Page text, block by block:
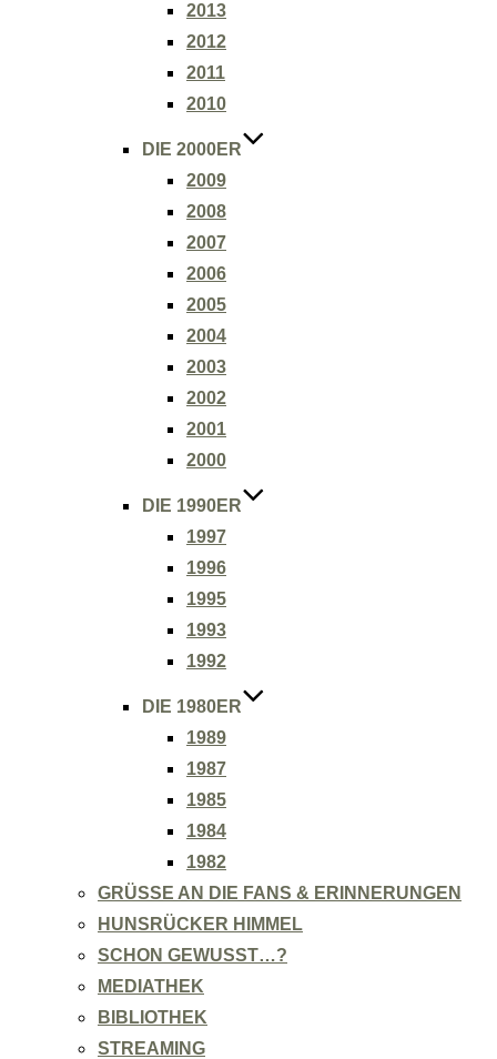
2013
2012
2011
2010
DIE 2000ER
2009
2008
2007
2006
2005
2004
2003
2002
2001
2000
DIE 1990ER
1997
1996
1995
1993
1992
DIE 1980ER
1989
1987
1985
1984
1982
GRÜSSE AN DIE FANS & ERINNERUNGEN
HUNSRÜCKER HIMMEL
SCHON GEWUSST…?
MEDIATHEK
BIBLIOTHEK
STREAMING